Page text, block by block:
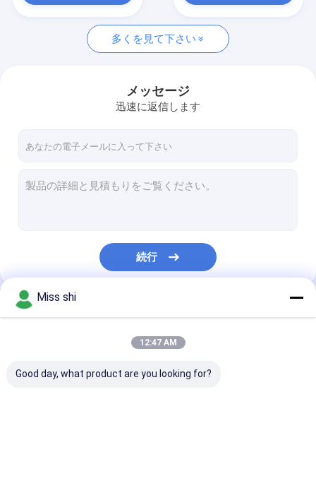
マグネシウムの合金シート
マグネシウムの写真凸版の版
マグネシウムの餌
マグネシウムの合金のインゴット
マグネシウムの溶接ワイヤ
多くを見て下さい
メッセージ
迅速に返信します
続行
私たちのカテゴリー
Miss shi
12:47 AM
Good day, what product are you looking for?